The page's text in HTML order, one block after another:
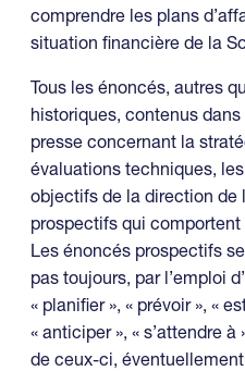
comprendre les plans
situation financière de la
Tous les énoncés, autres
historiques, contenus
presse concernant la
évaluations techniques,
objectifs de la direction de
prospectifs qui
Les énoncés prospectifs
pas toujours, par l’emploi
« planifier », « prévoir », «
« anticiper », « s’attendre
de ceux-ci,